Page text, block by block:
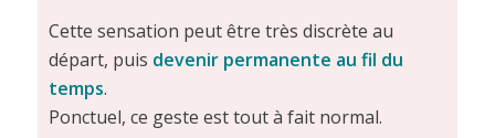
Cette sensation peut être très discrète au
départ, puis devenir permanente au fil du
temps.
Ponctuel, ce geste est tout à fait normal.